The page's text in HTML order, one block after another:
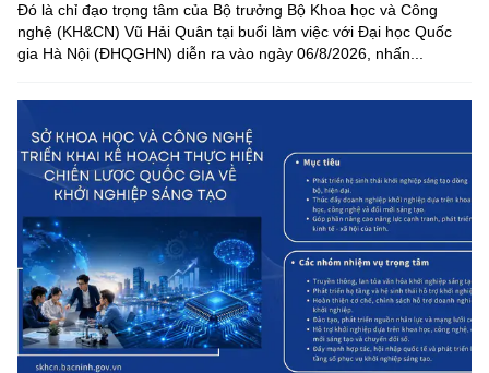
Đó là chỉ đạo trọng tâm của Bộ trưởng Bộ Khoa học và Công
nghệ (KH&CN) Vũ Hải Quân tại buổi làm việc với Đại học Quốc
gia Hà Nội (ĐHQGHN) diễn ra vào ngày 06/8/2026, nhấn...